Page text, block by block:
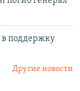
поддержку
Другие новости